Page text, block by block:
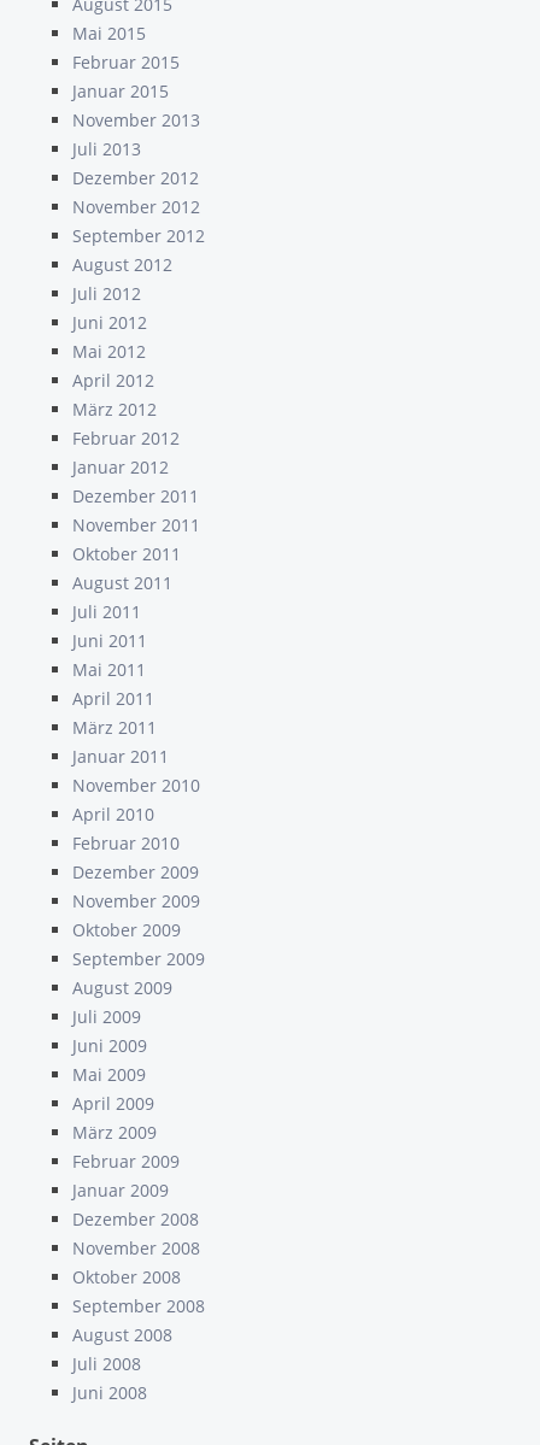
Mai 2015
Februar 2015
Januar 2015
November 2013
Juli 2013
Dezember 2012
November 2012
September 2012
August 2012
Juli 2012
Juni 2012
Mai 2012
April 2012
März 2012
Februar 2012
Januar 2012
Dezember 2011
November 2011
Oktober 2011
August 2011
Juli 2011
Juni 2011
Mai 2011
April 2011
März 2011
Januar 2011
November 2010
April 2010
Februar 2010
Dezember 2009
November 2009
Oktober 2009
September 2009
August 2009
Juli 2009
Juni 2009
Mai 2009
April 2009
März 2009
Februar 2009
Januar 2009
Dezember 2008
November 2008
Oktober 2008
September 2008
August 2008
Juli 2008
Juni 2008